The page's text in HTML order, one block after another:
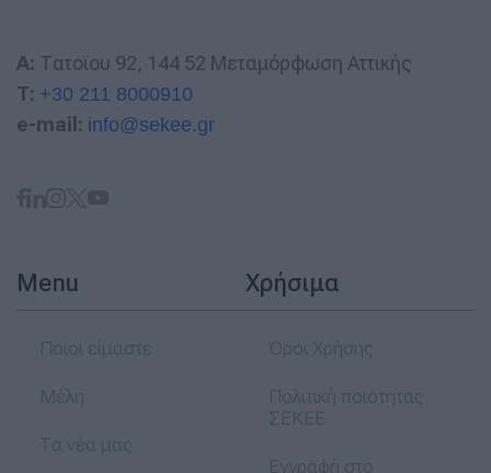
A: Τατοϊου 92, 144 52 Μεταμόρφωση Αττικής
T: +30 211 8000910
e-mail: info@sekee.gr
Menu Χρήσιμα